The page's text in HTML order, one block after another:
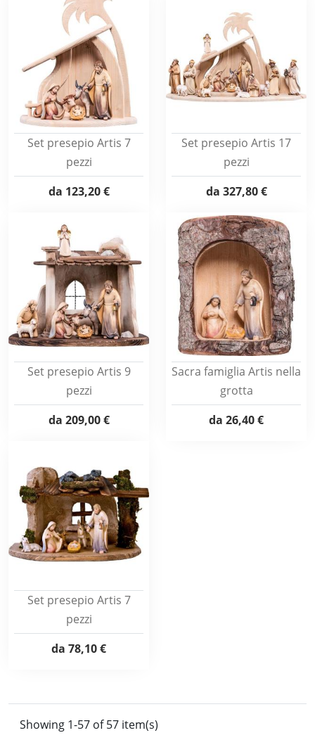
Set presepio Artis 7
pezzi
da 123,20 €
Set presepio Artis 17
pezzi
da 327,80 €
Set presepio Artis 9
pezzi
da 209,00 €
Sacra famiglia Artis nella
grotta
da 26,40 €
Set presepio Artis 7
pezzi
da 78,10 €
Showing 1-57 of 57 item(s)